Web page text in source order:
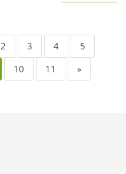
2 3 4
5
10 11 »